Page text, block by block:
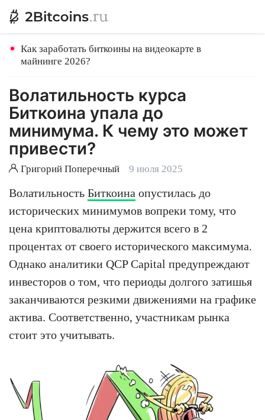
Как заработать биткоины на видеокарте в
майнинге 2026?
Волатильность курса
Биткоина упала до
минимума. К чему это может
привести?
Григорий Поперечный 9 июля 2025
Волатильность Биткоина опустилась до
исторических минимумов вопреки тому, что
цена криптовалюты держится всего в 2
процентах от своего исторического максимума.
Однако аналитики QCP Capital предупреждают
инвесторов о том, что периоды долгого затишья
заканчиваются резкими движениями на графике
актива. Соответственно, участникам рынка
стоит это учитывать.